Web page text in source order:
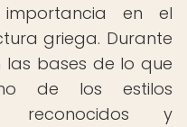
en el
griega. Durante
las bases de lo que
de los estilos
reconocidos y